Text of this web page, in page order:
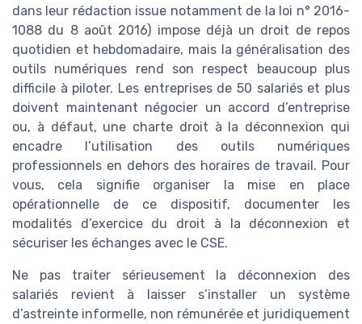
dans leur rédaction issue notamment de la loi n° 2016-
1088 du 8 août 2016) impose déjà un droit de repos
quotidien et hebdomadaire, mais la généralisation des
outils numériques rend son respect beaucoup plus
difficile à piloter. Les entreprises de 50 salariés et plus
doivent maintenant négocier un accord d’entreprise
ou, à défaut, une charte droit à la déconnexion qui
encadre l’utilisation des outils numériques
professionnels en dehors des horaires de travail. Pour
vous, cela signifie organiser la mise en place
opérationnelle de ce dispositif, documenter les
modalités d’exercice du droit à la déconnexion et
sécuriser les échanges avec le CSE.
Ne pas traiter sérieusement la déconnexion des
salariés revient à laisser s’installer un système
d’astreinte informelle, non rémunérée et juridiquement